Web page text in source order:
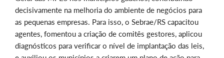
decisivamente na melhoria do ambiente de negócios para
as pequenas empresas. Para isso, o Sebrae/RS capacitou
agentes, fomentou a criação de comitês gestores, aplicou
diagnósticos para verificar o nível de implantação das leis,